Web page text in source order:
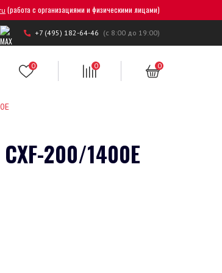
(работа с организациями и физическими лицами)
+7 (495) 182-64-46 (с 8:00 до 19:00)
0 0 0
200/1400E